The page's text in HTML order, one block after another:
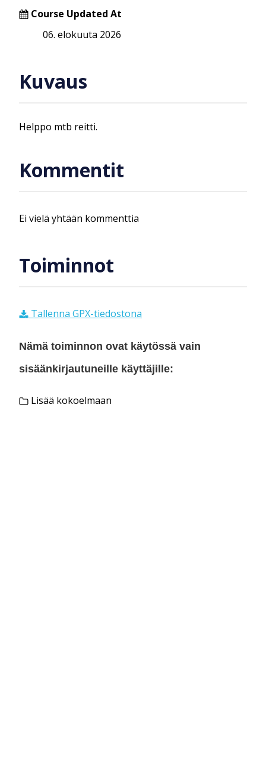
Course Updated At
06. elokuuta 2026
Kuvaus
Helppo mtb reitti.
Kommentit
Ei vielä yhtään kommenttia
Toiminnot
Tallenna GPX-tiedostona
Nämä toiminnon ovat käytössä vain
sisäänkirjautuneille käyttäjille:
Lisää kokoelmaan